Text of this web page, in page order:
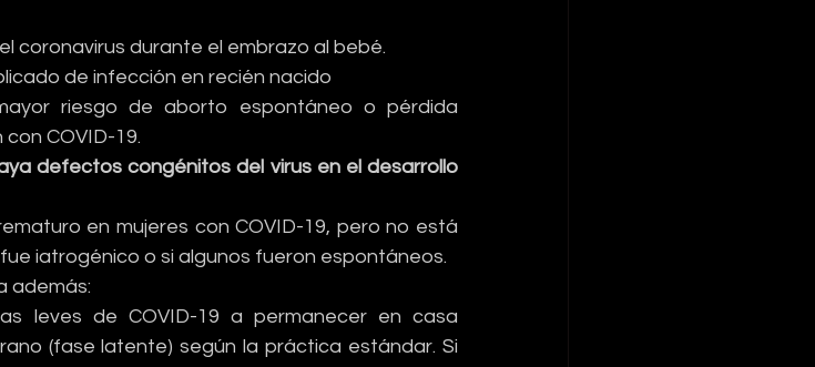
coronavirus durante el embrazo al bebé.
de infección en recién nacido
riesgo de aborto espontáneo o pérdida
COVID-19.
defectos congénitos del virus en el desarrollo
en mujeres con COVID-19, pero no está
iatrogénico o si algunos fueron espontáneos.
además:
leves de COVID-19 a permanecer en casa
(fase latente) según la práctica estándar. Si